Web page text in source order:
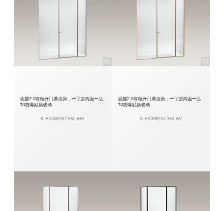
凌越2.0有框开门淋浴房，一字型两固一活
10防爆贴膜玻璃
K-EX39819T-FM-BRT
凌越2.0有框开门淋浴房，一字型两固一活
10防爆贴膜玻璃
K-EX39819T-FM-BV